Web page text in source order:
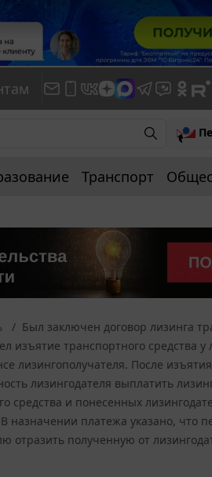
Транспорт
Был заключен договор лизинга
транспортного средства у
лизингополучателя. После
лизингодателя выплатить
средства и понесенных
назначении платежа указано, что
отразить полученную от